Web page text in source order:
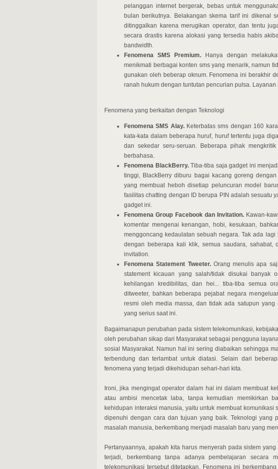
pelanggan internet bergerak, bebas untuk
bulan berikutnya. Belakangan skema tarif ini dikenal
ditinggalkan karena merugikan operator, dan tentu
secara drastis karena alokasi yang tersedia habis
bandwidth.
Fenomena SMS Premium. Hanya dengan
menikmati berbagai konten sms yang menarik, namun
gunakan oleh beberap oknum. Fenomena ini berakhir
ranah hukum dengan tuntutan pencurian pulsa.
Fenomena yang berkaitan dengan Teknologi
Fenomena SMS Alay.Keterbatas sms dengan 160
kata-kata dalam beberapa huruf, huruf tertentu juga
dan sekedar seru-seruan. Beberapa pihak
berbahasa.
Fenomena BlackBerry.Tiba-tiba saja gadget ini
tinggi, BlackBerry diburu bagai kacang goreng
yang membuat heboh disetiap peluncuran model
fasilitas chatting dengan ID berupa PIN adalah sesuatu
gadget ini.
Fenomena Group Facebook dan Invitation. Kawan-
komentar mengenai kenangan, hobi, kesukaan,
menggoncang kedaulatan sebuah negara. Tak ada
dengan beberapa kali klik, semua saudara,
invitation.
Fenomena Statement Tweeter.Orang menulis apa
statement kicauan yang salah/tidak disukai banyak
kehilangan kredibilitas, dan hei... tiba-tiba semua
ditweeter, bahkan beberapa pejabat negara
resmi oleh media massa, dan tidak ada satupun yang
yang serius saat ini.
Bagaimanapun perubahan pada sistem telekomunikasi,
oleh perubahan sikap dari Masyarakat sebagai pengguna
sosial Masyarakat. Namun hal ini sering diabaikan sehingga
terbendung dan terlambat untuk diatasi. Selain dari
fenomena yang terjadi dikehidupan sehari-hari kita.
Ironi, jika mengingat operator dalam hal ini dalam membuat
atau ambisi mencetak laba, tanpa kemudian memikirkan
kehidupan interaksi manusia, yaitu untuk membuat
dipenuhi dengan cara dan tujuan yang baik. Teknologi yang
masalah manusia, berkembang menjadi masalah baru yang
Pertanyaannya, apakah kita harus menyerah pada sistem
terjadi, berkembang tanpa adanya pembelajaran secara
telekomunikasi tersebut ditetapkan. Fenomena ini